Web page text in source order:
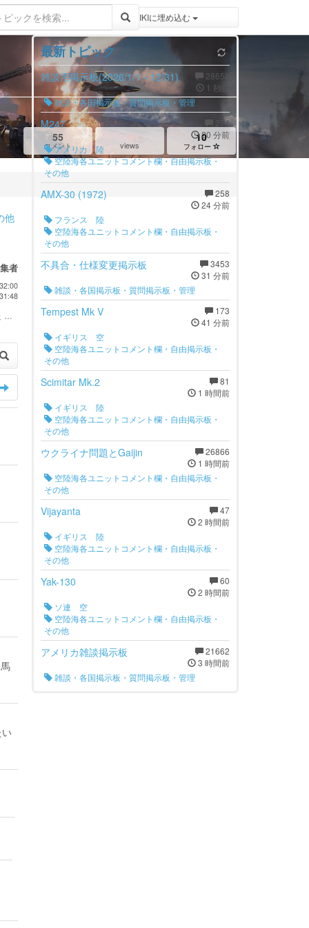
登録 / ログイン
55
コメント views
10
フォロー
他
者
...
トピックをWIKIWIKIに埋め込む
最新トピック
28658
1 秒前
雑談用掲示板(2026/1/1～12/31)
雑談・各国掲示板・質問掲示板・管理
274
20 分前
M247
アメリカ 陸
空陸海各ユニットコメント欄・自由掲示板・
その他
258
24 分前
AMX-30 (1972)
フランス 陸
空陸海各ユニットコメント欄・自由掲示板・
その他
3453
31 分前
不具合・仕様変更掲示板
雑談・各国掲示板・質問掲示板・管理
173
41 分前
Tempest Mk V
イギリス 空
空陸海各ユニットコメント欄・自由掲示板・
その他
81
1 時間前
Scimitar Mk.2
イギリス 陸
空陸海各ユニットコメント欄・自由掲示板・
その他
26866
1 時間前
ウクライナ問題とGaijin
空陸海各ユニットコメント欄・自由掲示板・
その他
47
2 時間前
Vijayanta
イギリス 陸
空陸海各ユニットコメント欄・自由掲示板・
その他
60
2 時間前
Yak-130
ソ連 空
空陸海各ユニットコメント欄・自由掲示板・
その他
21662
3 時間前
アメリカ雑談掲示板
雑談・各国掲示板・質問掲示板・管理